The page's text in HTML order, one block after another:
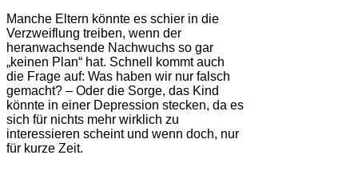
Manche Eltern könnte es schier in die
Verzweiflung treiben, wenn der
heranwachsende Nachwuchs so gar
„keinen Plan“ hat. Schnell kommt auch
die Frage auf: Was haben wir nur falsch
gemacht? – Oder die Sorge, das Kind
könnte in einer Depression stecken, da es
sich für nichts mehr wirklich zu
interessieren scheint und wenn doch, nur
für kurze Zeit.